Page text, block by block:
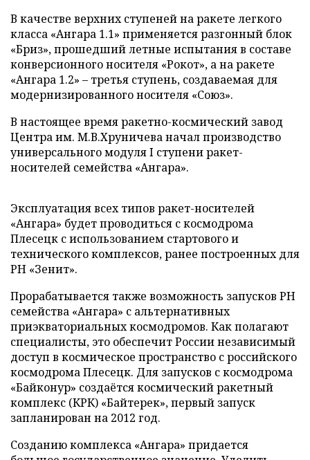
В качестве верхних ступеней на ракете легкого
класса «Ангара 1.1» применяется разгонный блок
«Бриз», прошедший летные испытания в составе
конверсионного носителя «Рокот», а на ракете
«Ангара 1.2» – третья ступень, создаваемая для
модернизированного носителя «Союз».
В настоящее время ракетно-космический завод
Центра им. М.В.Хруничева начал производство
универсального модуля I ступени ракет-
носителей семейства «Ангара».
Эксплуатация всех типов ракет-носителей
«Ангара» будет проводиться с космодрома
Плесецк с использованием стартового и
технического комплексов, ранее построенных для
РН «Зенит».
Прорабатывается также возможность запусков РН
семейства «Ангара» с альтернативных
приэкваториальных космодромов. Как полагают
специалисты, это обеспечит России независимый
доступ в космическое пространство с российского
космодрома Плесецк. Для запусков с космодрома
«Байконур» создаётся космический ракетный
комплекс (КРК) «Байтерек», первый запуск
запланирован на 2012 год.
Созданию комплекса «Ангара» придается